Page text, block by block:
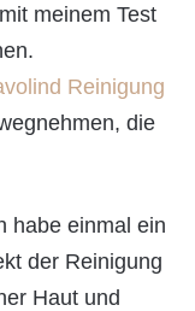
meinem Test
Reinigung
die
habe einmal ein
der Reinigung
Haut und